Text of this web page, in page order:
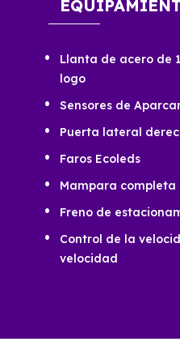
Llanta de acero de
logo
Sensores de
Puerta lateral
Faros Ecoleds
Mampara
Freno de
Control de la
velocidad